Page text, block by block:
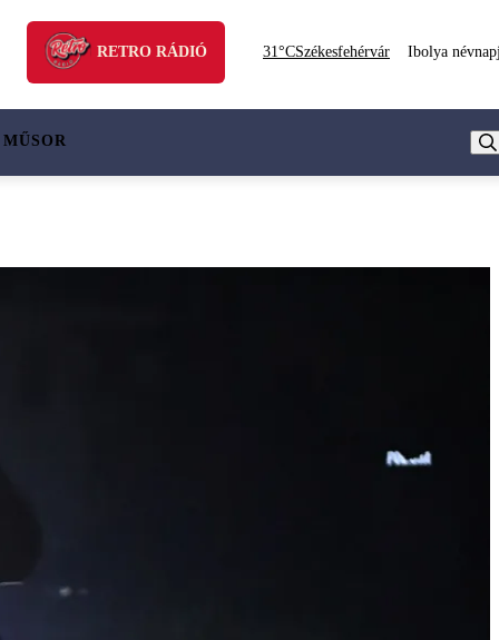
RETRO RÁDIÓ 31°CSzékesfehérvár Ibolya